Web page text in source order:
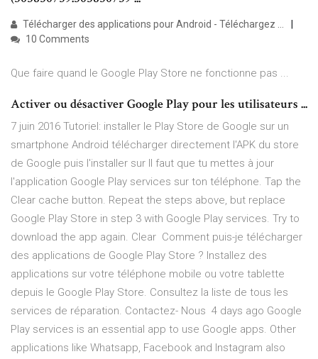
Télécharger des applications pour Android - Téléchargez ...
10 Comments
Que faire quand le Google Play Store ne fonctionne pas ...
Activer ou désactiver Google Play pour les utilisateurs ...
7 juin 2016 Tutoriel: installer le Play Store de Google sur un
smartphone Android télécharger directement l'APK du store
de Google puis l'installer sur Il faut que tu mettes à jour
l'application Google Play services sur ton téléphone. Tap the
Clear cache button. Repeat the steps above, but replace
Google Play Store in step 3 with Google Play services. Try to
download the app again. Clear Comment puis-je télécharger
des applications de Google Play Store ? Installez des
applications sur votre téléphone mobile ou votre tablette
depuis le Google Play Store. Consultez la liste de tous les
services de réparation. Contactez- Nous 4 days ago Google
Play services is an essential app to use Google apps. Other
applications like Whatsapp, Facebook and Instagram also